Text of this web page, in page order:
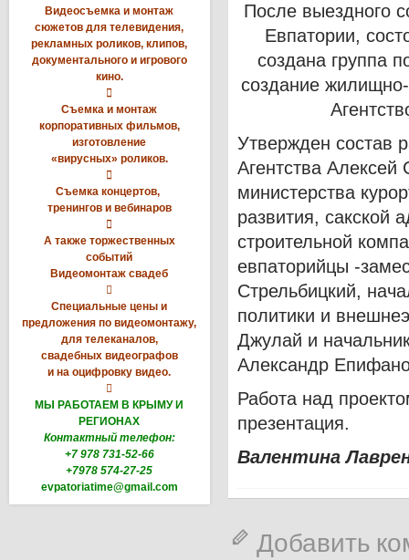
Видеосъемка и монтаж
сюжетов для телевидения,
рекламных роликов, клипов,
документального и игрового
кино.

Съемка и монтаж
корпоративных фильмов,
изготовление
«вирусных» роликов.

Съемка концертов,
тренингов и вебинаров

А также торжественных
событий
Видеомонтаж свадеб

Специальные цены и
предложения по видеомонтажу,
для телеканалов,
свадебных видеографов
и на оцифровку видео.

МЫ РАБОТАЕМ В КРЫМУ И
РЕГИОНАХ
Контактный телефон:
+7 978 731-52-66
+7978 574-27-25
evpatoriatime@gmail.com
После выездного
Евпатории,
создана группа
создание
Утвержден состав
Агентства
министерства
развития, сакской
строительной
евпаторийцы -
Стрельбицкий,
политики и
Джулай и
Александр
Работа над
презентация.
Валентина
Добавить